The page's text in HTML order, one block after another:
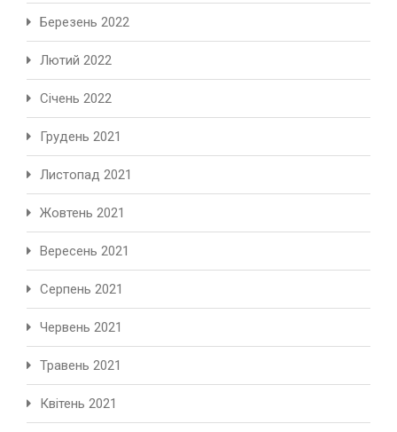
Березень 2022
Лютий 2022
Січень 2022
Грудень 2021
Листопад 2021
Жовтень 2021
Вересень 2021
Серпень 2021
Червень 2021
Травень 2021
Квітень 2021